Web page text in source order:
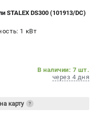
STALEX DS300 (101913/DC)
1 кВт
В наличии: 7 шт.
через 4 дня
карту ?